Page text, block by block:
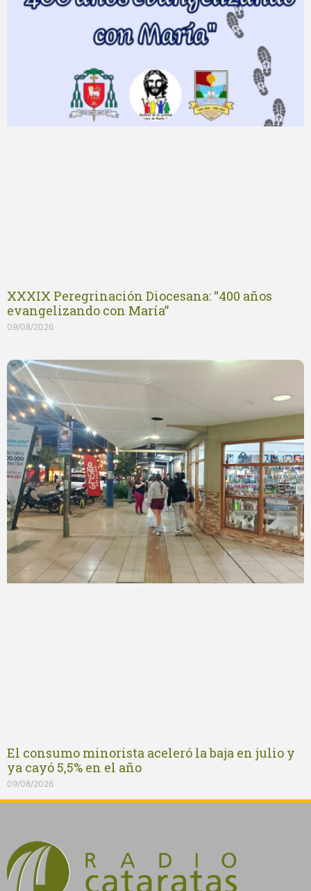
XXXIX Peregrinación Diocesana: “400 años
evangelizando con María”
09/08/2026
El consumo minorista aceleró la baja en julio y
ya cayó 5,5% en el año
09/08/2026